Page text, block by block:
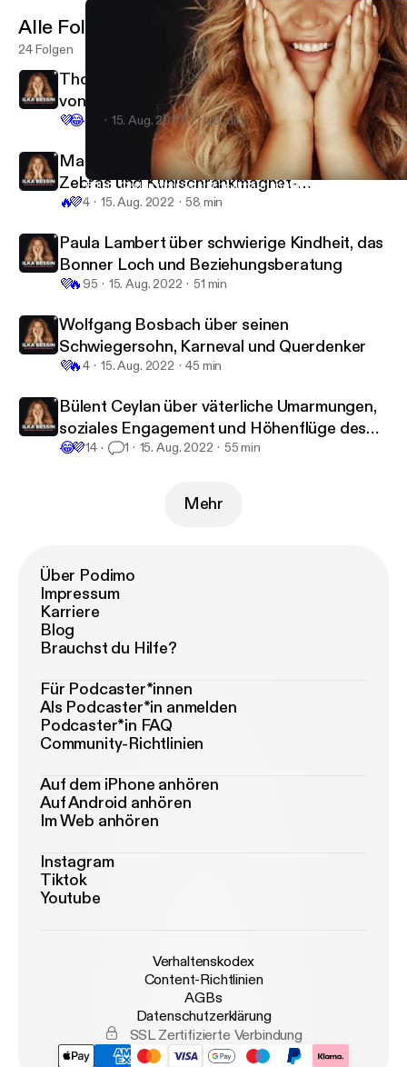
Bülent Ceylan über väterliche Umarmungen, soziales
Geschichten, die (k)einer braucht mit Ilka Bessin
Alle Folgen
24 Folgen
Thomas Rath über Leggins, Mode in Zeiten
von Corona und Holiday on Ice-Kostüme
💜😂 15. Aug. 2022 1 h 0 min
Markus Krebs über Pizza-Taxis, geklaute
Zebras und Kühlschrankmagnet-
Sammlungen
🔥💜4 15. Aug. 2022 58 min
Paula Lambert über schwierige Kindheit, das
Bonner Loch und Beziehungsberatung
💜🔥 95 15. Aug. 2022 51 min
Wolfgang Bosbach über seinen
Schwiegersohn, Karneval und Querdenker
💜🔥4 15. Aug. 2022 45 min
Bülent Ceylan über väterliche Umarmungen,
soziales Engagement und Höhenflüge des
Erfolgs
😂💜14 1 15. Aug. 2022 55 min
Mehr
Über Podimo
Impressum
Karriere
Blog
Brauchst du Hilfe?
Für Podcaster*innen
Als Podcaster*in anmelden
Podcaster*in FAQ
Community-Richtlinien
Auf dem iPhone anhören
Auf Android anhören
Im Web anhören
Instagram
Tiktok
Youtube
Verhaltenskodex
Content-Richtlinien
AGBs
Datenschutzerklärung
SSL Zertifizierte Verbindung